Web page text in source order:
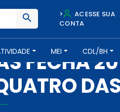
>
ACESSE SUA
CONTA
MEI CDL/BH
DE 2019
FECHA